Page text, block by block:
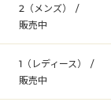
2（メンズ）
/
販売中
1（レディース）
/
販売中